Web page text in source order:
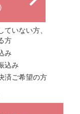
いない方、
方
み
込み
済ご希望の方